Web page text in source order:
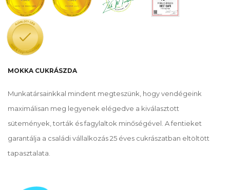
MOKKA CUKRÁSZDA
Munkatársainkkal mindent megteszünk, hogy vendégeink
maximálisan meg legyenek elégedve a kiválasztott
sütemények, torták és fagylaltok minőségével. A fentieket
garantálja a családi vállalkozás 25 éves cukrászatban eltöltött
tapasztalata.